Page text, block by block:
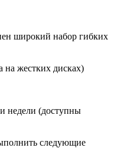
широкий набор гибких
на жестких дисках)
недели (доступны
следующие